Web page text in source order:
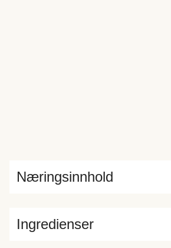
Ingredienser
Næringsinnhold